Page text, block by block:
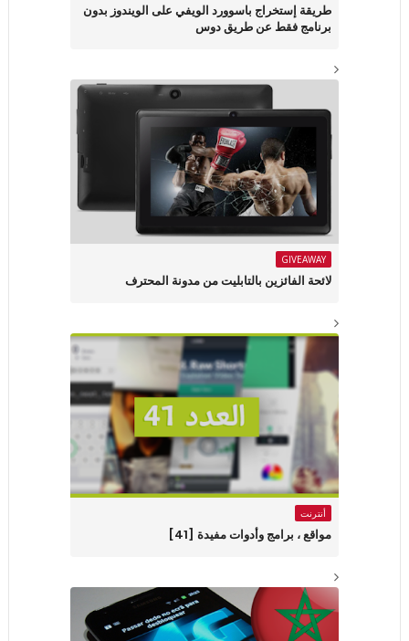
طريقة إستخراج باسوورد الويفي على الويندوز بدون
برنامج فقط عن طريق دوس
GIVEAWAY
لائحة الفائزين بالتابليت من مدونة المحترف
أنترنت
مواقع ، برامج وأدوات مفيدة [41]